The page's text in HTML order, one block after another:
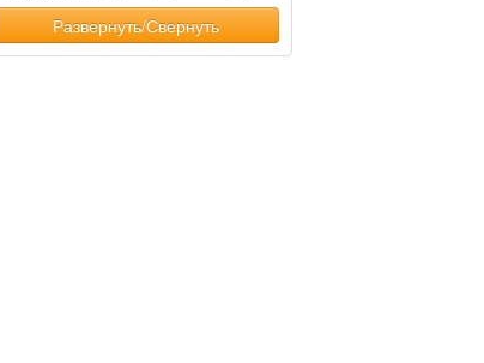
Развернуть/Свернуть